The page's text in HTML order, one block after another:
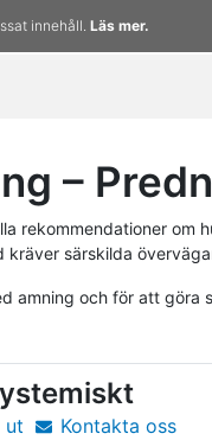
innehåll. Läs mer.
–
rekommendationer
särskilda
amning och för att göra
ut Kontakta oss